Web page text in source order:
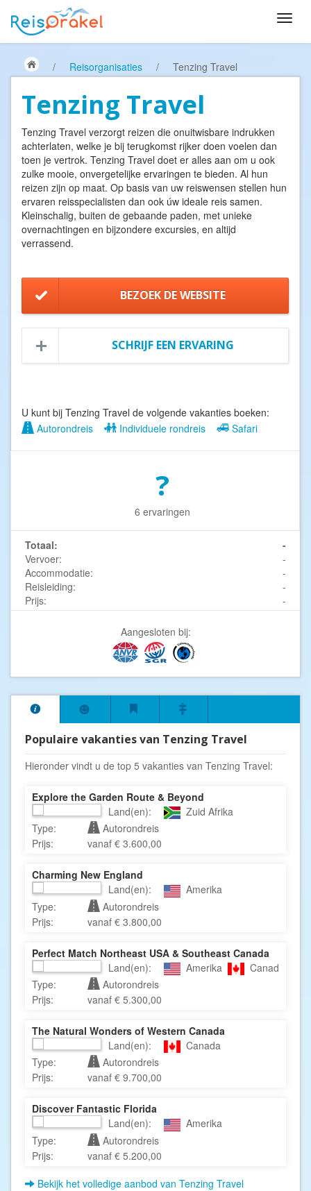
/ Reisorganisaties / Tenzing Travel
Tenzing Travel
Tenzing Travel verzorgt reizen die onuitwisbare indrukken
achterlaten, welke je bij terugkomst rijker doen voelen dan
toen je vertrok. Tenzing Travel doet er alles aan om u ook
zulke mooie, onvergetelijke ervaringen te bieden. Al hun
reizen zijn op maat. Op basis van uw reiswensen stellen hun
ervaren reisspecialisten dan ook úw ideale reis samen.
Kleinschalig, buiten de gebaande paden, met unieke
overnachtingen en bijzondere excursies, en altijd
verrassend.
BEZOEK DE WEBSITE
SCHRIJF EEN ERVARING
U kunt bij Tenzing Travel de volgende vakanties boeken:
Autorondreis
Individuele rondreis Safari
?
6 ervaringen
Totaal:
-
Vervoer:
-
Accommodatie:
-
Reisleiding:
-
Prijs:
-
Aangesloten bij:
Populaire vakanties van Tenzing Travel
Hieronder vindt u de top 5 vakanties van Tenzing Travel:
Explore the Garden Route & Beyond
Land(en):
Zuid Afrika
Type:
Autorondreis
Prijs:
vanaf € 3.600,00
Charming New England
Land(en):
Amerika
Type:
Autorondreis
Prijs:
vanaf € 3.800,00
Perfect Match Northeast USA & Southeast Canada
Land(en):
Amerika
Canada
Type:
Autorondreis
Prijs:
vanaf € 5.300,00
The Natural Wonders of Western Canada
Land(en):
Canada
Type:
Autorondreis
Prijs:
vanaf € 9.700,00
Discover Fantastic Florida
Land(en):
Amerika
Type:
Autorondreis
Prijs:
vanaf € 5.200,00
Bekijk het volledige aanbod van Tenzing Travel